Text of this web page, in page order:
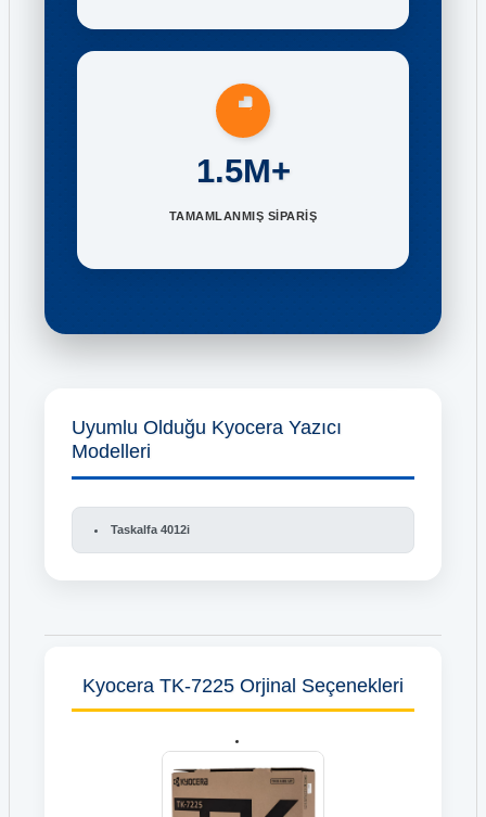
1.5M+
TAMAMLANMIŞ SİPARİŞ
Uyumlu Olduğu Kyocera Yazıcı
Modelleri
Taskalfa 4012i
Kyocera TK-7225 Orjinal Seçenekleri